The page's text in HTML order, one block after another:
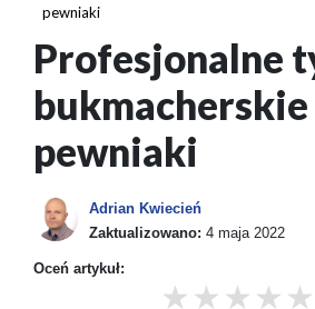
pewniaki
Profesjonalne
bukmacherskie
pewniaki
Adrian Kwiecień
Zaktualizowano: 4 maja 2022
Oceń artykuł: